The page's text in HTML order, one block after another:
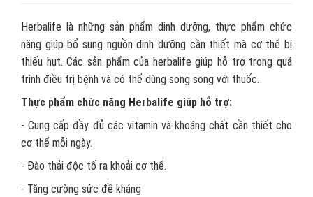
Herbalife là những sản phẩm dinh dưỡng, thực phẩm chức
năng giúp bổ sung nguồn dinh dưỡng cần thiết mà cơ thể bị
thiếu hụt. Các sản phẩm của herbalife giúp hỗ trợ trong quá
trình điều trị bệnh và có thể dùng song song với thuốc.
Thực phẩm chức năng Herbalife giúp hỗ trợ:
- Cung cấp đầy đủ các vitamin và khoáng chất cần thiết cho
cơ thể mỗi ngày.
- Đào thải độc tố ra khoải cơ thể.
- Tăng cường sức đề kháng